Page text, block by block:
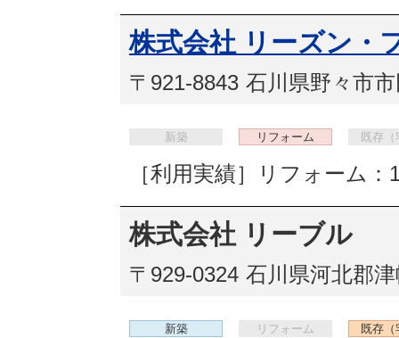
株式会社 リーズン・
〒921-8843 石川県野々市
新築 リフォーム 既存（
［利用実績］リフォーム：
株式会社 リーブル
〒929-0324 石川県河北郡
新築 リフォーム 既存（